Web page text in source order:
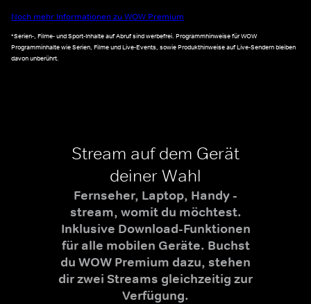
Noch mehr Informationen zu WOW Premium
*Serien-, Filme- und Sport-Inhalte auf Abruf sind werbefrei. Programmhinweise für WOW
Programminhalte wie Serien, Filme und Live-Events, sowie Produkthinweise auf Live-Sendern bleiben
davon unberührt.
Stream auf dem Gerät
deiner Wahl
Fernseher, Laptop, Handy -
stream, womit du möchtest.
Inklusive Download-Funktionen
für alle mobilen Geräte. Buchst
du WOW Premium dazu, stehen
dir zwei Streams gleichzeitig zur
Verfügung.